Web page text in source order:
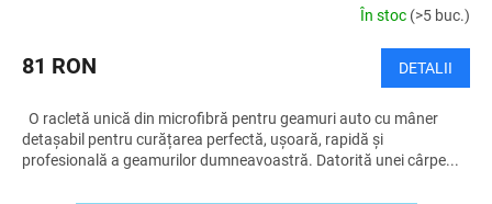
În stoc (>5 buc.)
81 RON DETALII
O racletă unică din microfibră pentru geamuri auto cu mâner
detașabil pentru curățarea perfectă, ușoară, rapidă și
profesională a geamurilor dumneavoastră. Datorită unei cârpe...